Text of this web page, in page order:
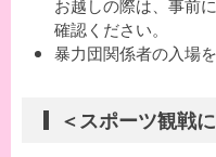
お越しの際は、事前
確認ください。
暴力団関係者の入場
＜スポーツ観戦